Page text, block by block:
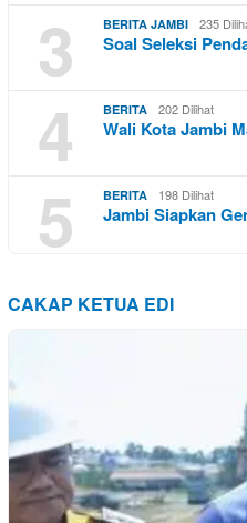
3 BERITA JAMBI 235
Soal Seleksi
4 BERITA 202 Dilihat
Wali Kota Jambi
5 BERITA 198 Dilihat
Jambi Siapkan
CAKAP KETUA EDI